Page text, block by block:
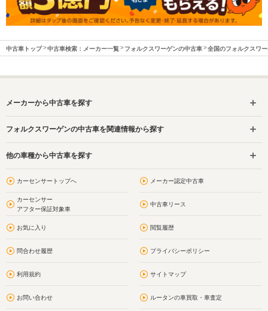
中古車トップ 中古車検索：メーカー一覧 フォルクスワーゲンの中古車 全国のフォルクスワ
メーカーから中古車を探す
フォルクスワーゲンの中古車を関連情報から探す
他の車種から中古車を探す
カーセンサートップへ メーカー認定中古車
カーセンサー
アフター保証対象車
中古車リース
お気に入り 閲覧履歴
問合わせ履歴 プライバシーポリシー
利用規約 サイトマップ
お問い合わせ ルータンの車買取・車査定